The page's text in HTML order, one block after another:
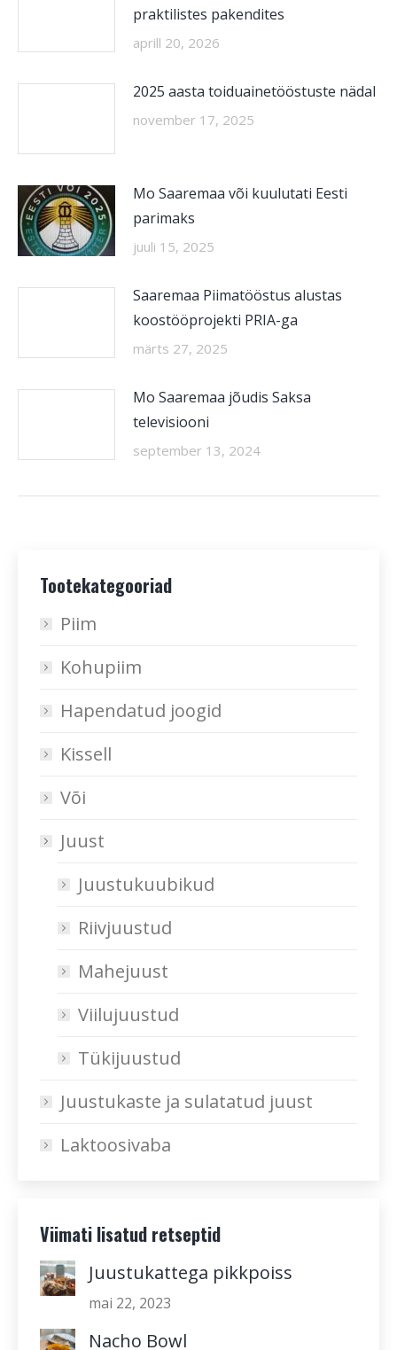
praktilistes pakendites
aprill 20, 2026
2025 aasta toiduainetööstuste nädal
november 17, 2025
Mo Saaremaa või kuulutati Eesti
parimaks
juuli 15, 2025
Saaremaa Piimatööstus alustas
koostööprojekti PRIA-ga
märts 27, 2025
Mo Saaremaa jõudis Saksa
televisiooni
september 13, 2024
Tootekategooriad
Piim
Kohupiim
Hapendatud joogid
Kissell
Või
Juust
Juustukuubikud
Riivjuustud
Mahejuust
Viilujuustud
Tükijuustud
Juustukaste ja sulatatud juust
Laktoosivaba
Viimati lisatud retseptid
Juustukattega pikkpoiss
mai 22, 2023
Nacho Bowl